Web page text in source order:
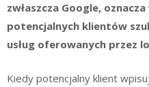
zwłaszcza Google,
potencjalnych klientów
usług oferowanych przez
Kiedy potencjalny klient